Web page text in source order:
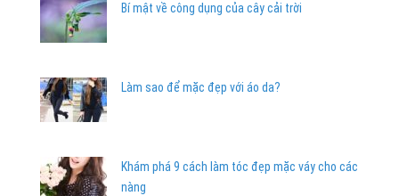
Bí mật về công dụng của cây cải trời
Làm sao để mặc đẹp với áo da?
Khám phá 9 cách làm tóc đẹp mặc váy cho các
nàng